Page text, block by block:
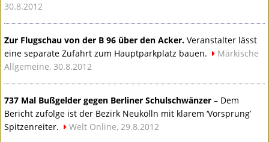
30.8.2012
Zur Flugschau von der B 96 über den Acker. Veranstalter lässt
eine separate Zufahrt zum Hauptparkplatz bauen.
Märkische
Allgemeine, 30.8.2012
737 Mal Bußgelder gegen Berliner Schulschwänzer – Dem
Bericht zufolge ist der Bezirk Neukölln mit klarem ‘Vorsprung’
Spitzenreiter.
Welt Online, 29.8.2012